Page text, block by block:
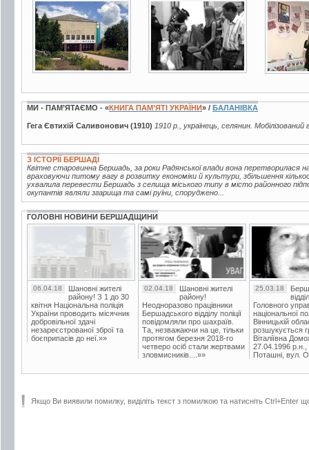
7 фото 2 фото 3 фото
МИ - ПАМ’ЯТАЄМО - «КНИГА ПАМ’ЯТІ УКРАЇНИ» / БАЛАНІВКА
Гега Євтихій Саливонович (1910) 1910 р., українець, селянин.
З ІСТОРІЇ БЕРШАДІ
Квітне старовинна Бершадь, за роки Радянської влади вона перетворилася
враховуючи питому вагу в розвитку економіки й культури, збільшення
ухвалила перевести Бершадь з селища міського типу в місто районного
окупантів являли згарища та самі руїни, споруджено...
ГОЛОВНІ НОВИНИ БЕРШАДЩИНИ
06.04.18
Шановні жителі
району! З 1 до 30
квітня Національна поліція
України проводить місячник
добровільної здачі
незареєстрованої зброї та
боєприпасів до неї.»»
02.04.18
Шановні жителі
району!
Неодноразово працівники
Бершадського відділу поліції
повідомляли про шахраїв.
Та, незважаючи на це, тільки
протягом березня 2018-го
четверо осіб стали жертвами
зловмисників....»»
25.03.18
Головного
національної
Вінницькій
розшукується
Віталіївна
27.04.1996 р.н.,
Поташні, вул.
Якщо Ви виявили помилку, виділіть текст з помилкою та натисніть Ctrl+Enter